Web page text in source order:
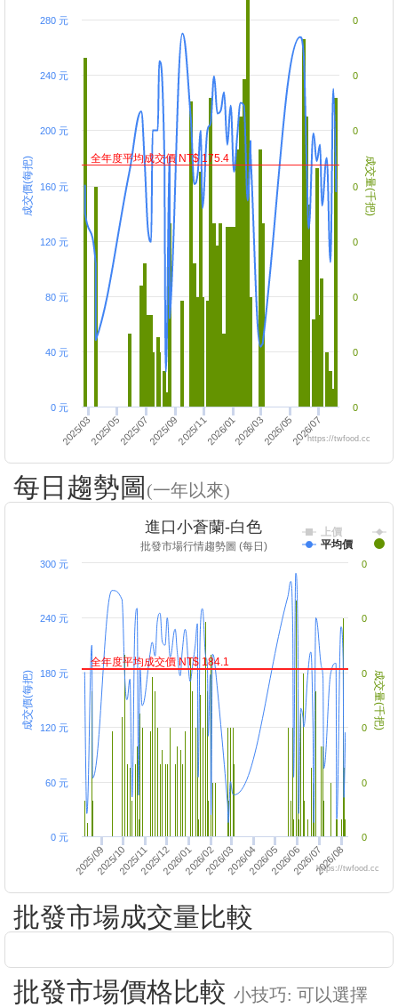
成交價(每把) 成交量(千把)
2025/032025/052025/072025/092025/112026/012026/032026/052026/07
0 元
40 元
80 元
120 元
160 元
200 元
240 元
280 元
0
0
0
0
0
0
0
0
https://twfood.cc
全年度平均成交價 NT$ 175.4
每日趨勢圖 (一年以來)
成交價(每把) 成交量(千把)
進口小蒼蘭-白色
批發市場行情趨勢圖 (每日)
上價
平均價
2025/092025/102025/112025/122026/012026/022026/032026/042026/052026/062026/072026/08
0 元
60 元
120 元
180 元
240 元
300 元
0
0
0
0
0
0
https://twfood.cc
全年度平均成交價 NT$ 184.1
批發市場成交量比較
批發市場價格比較 小技巧: 可以選擇